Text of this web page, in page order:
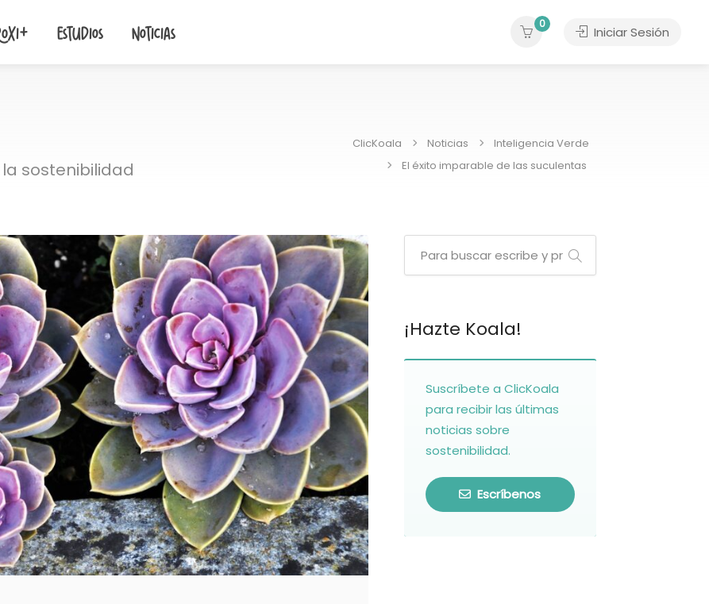
Estudios Noticias
0
Iniciar Sesión
sostenibilidad
ClicKoala Noticias
Inteligencia Verde
El éxito imparable de las suculentas
¡Hazte Koala!
Suscríbete a ClicKoala
para recibir las últimas
noticias sobre
sostenibilidad.
Escríbenos